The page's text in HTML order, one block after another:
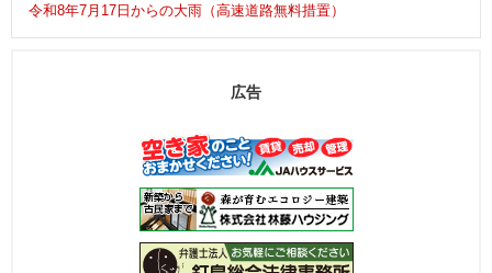
令和8年7月17日からの大雨（高速道路無料措置）
広告